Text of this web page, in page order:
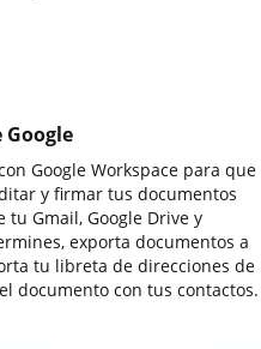
Google Workspace para que
y firmar tus documentos
Gmail, Google Drive y
exporta documentos a
tu libreta de direcciones de
documento con tus contactos.